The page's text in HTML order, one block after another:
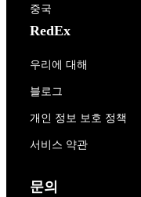
중국
RedEx
우리에 대해
블로그
개인 정보 보호 정책
서비스 약관
문의